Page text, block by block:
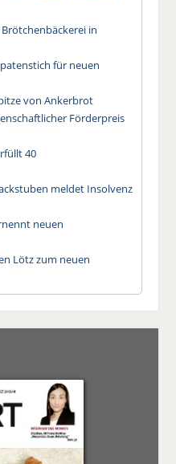
in
für neuen
von Ankerbrot
Förderpreis
40
meldet Insolvenz
neuen
Lötz zum neuen